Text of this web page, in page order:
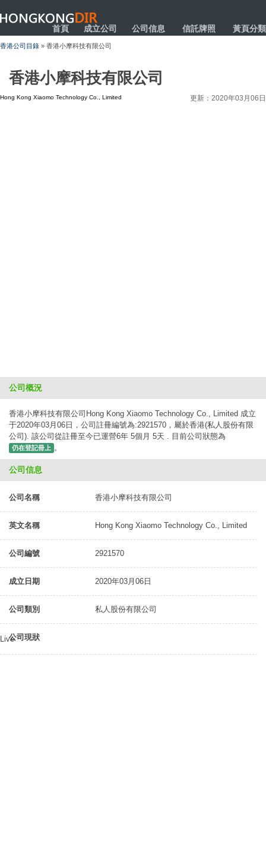
HONGKONGDIR
首頁 成立公司 公司信息 信託牌照 黃頁分類
香港公司目錄 » 香港小摩科技有限公司
香港小摩科技有限公司
Hong Kong Xiaomo Technology Co., Limited 更新：2020年03月06日
公司概況
香港小摩科技有限公司Hong Kong Xiaomo Technology Co., Limited 成立
于2020年03月06日，公司註冊編號為:2921570，屬於香港(私人股份有限
公司). 該公司從註冊至今已運營6年 5個月 5天 . 目前公司狀態為
仍在登記冊上 。
公司信息
公司名稱 香港小摩科技有限公司
英文名稱 Hong Kong Xiaomo Technology Co., Limited
公司編號 2921570
成立日期 2020年03月06日
公司類別 私人股份有限公司
公司現狀
Live